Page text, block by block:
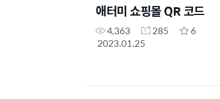
애터미 쇼핑몰 QR 코드
4,363 285
6
2023.01.25